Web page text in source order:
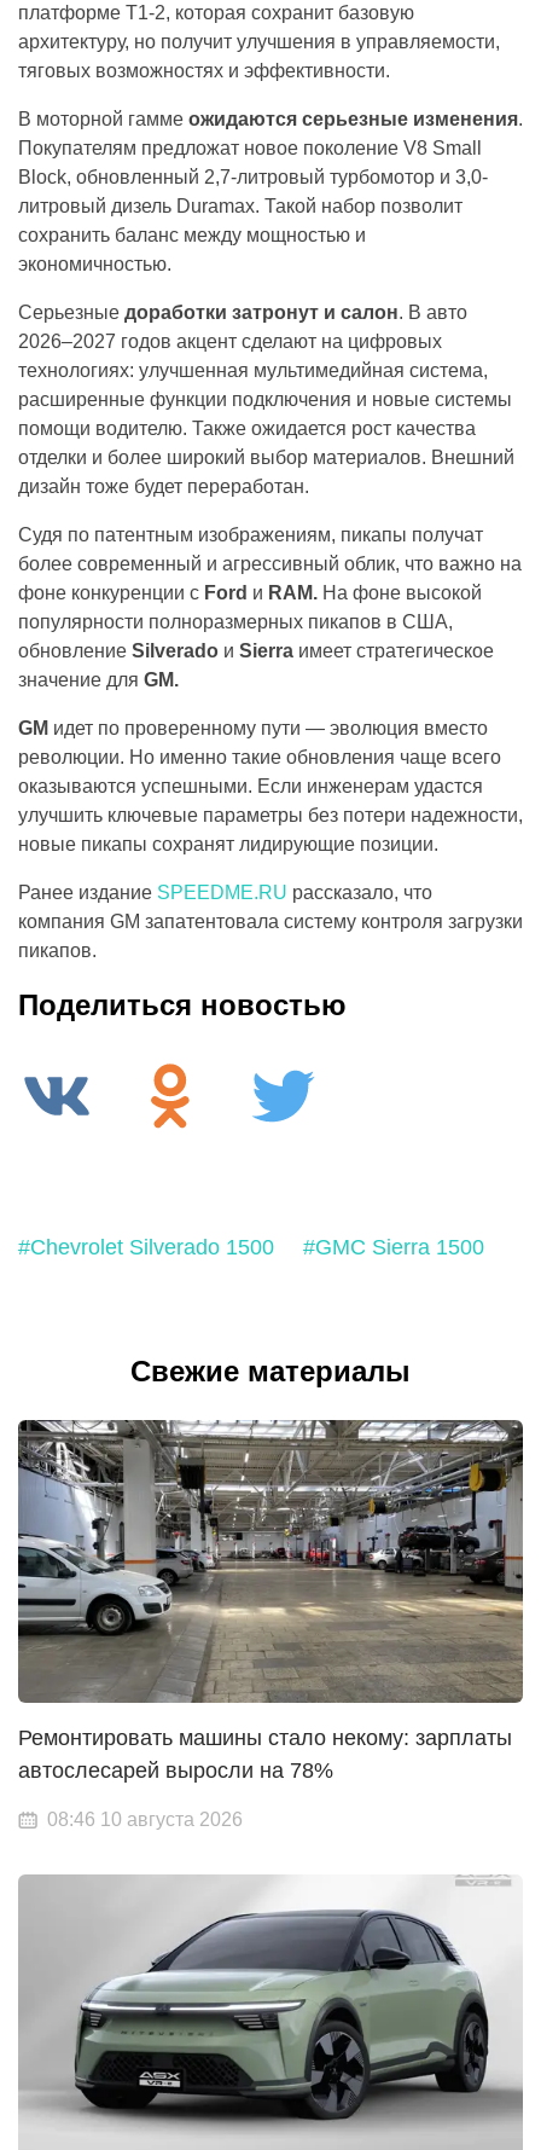
платформе T1-2, которая сохранит базовую
архитектуру, но получит улучшения в управляемости,
тяговых возможностях и эффективности.
В моторной гамме ожидаются серьезные изменения.
Покупателям предложат новое поколение V8 Small
Block, обновленный 2,7-литровый турбомотор и 3,0-
литровый дизель Duramax. Такой набор позволит
сохранить баланс между мощностью и
экономичностью.
Серьезные доработки затронут и салон. В авто
2026–2027 годов акцент сделают на цифровых
технологиях: улучшенная мультимедийная система,
расширенные функции подключения и новые системы
помощи водителю. Также ожидается рост качества
отделки и более широкий выбор материалов. Внешний
дизайн тоже будет переработан.
Судя по патентным изображениям, пикапы получат
более современный и агрессивный облик, что важно на
фоне конкуренции с Ford и RAM. На фоне высокой
популярности полноразмерных пикапов в США,
обновление Silverado и Sierra имеет стратегическое
значение для GM.
GM идет по проверенному пути — эволюция вместо
революции. Но именно такие обновления чаще всего
оказываются успешными. Если инженерам удастся
улучшить ключевые параметры без потери надежности,
новые пикапы сохранят лидирующие позиции.
Ранее издание SPEEDME.RU рассказало, что
компания GM запатентовала систему контроля загрузки
пикапов.
Поделиться новостью
#Chevrolet Silverado 1500 #GMC Sierra 1500
Свежие материалы
Ремонтировать машины стало некому: зарплаты
автослесарей выросли на 78%
08:46 10 августа 2026